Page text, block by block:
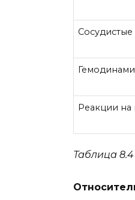
Реакции на
Таблица 8.4